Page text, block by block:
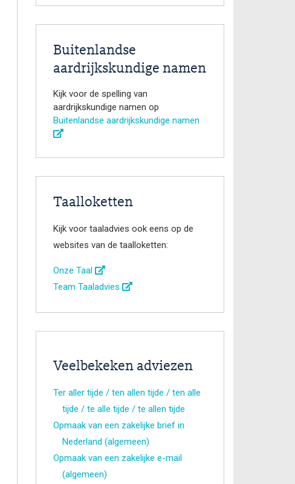
Buitenlandse
aardrijkskundige namen
Kijk voor de spelling van
aardrijkskundige namen op
Buitenlandse aardrijkskundige namen
Taalloketten
Kijk voor taaladvies ook eens op de
websites van de taalloketten:
Onze Taal
Team Taaladvies
Veelbekeken adviezen
Ter aller tijde / ten allen tijde / ten alle
tijde / te alle tijde / te allen tijde
Opmaak van een zakelijke brief in
Nederland (algemeen)
Opmaak van een zakelijke e-mail
(algemeen)